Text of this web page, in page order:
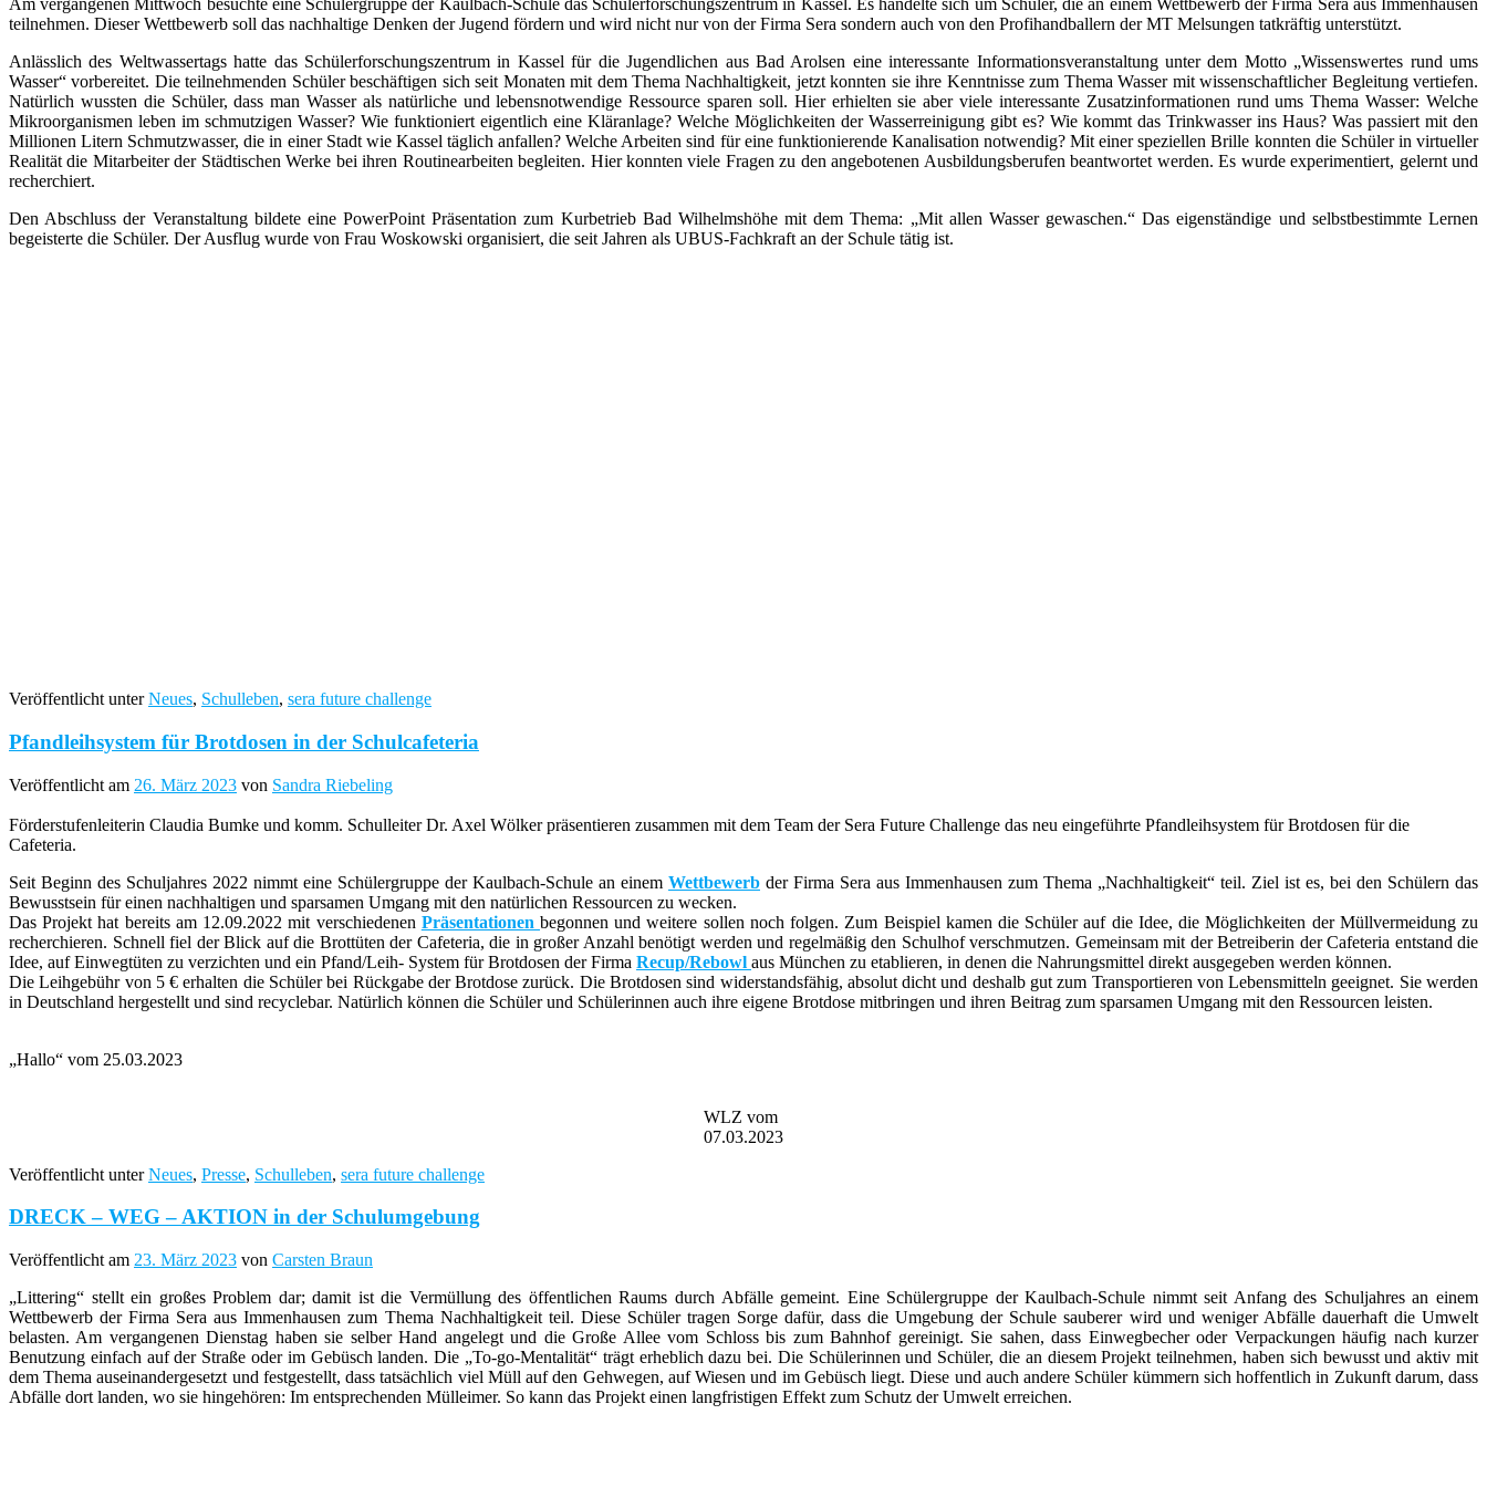
Am vergangenen Mittwoch besuchte eine Schülergruppe der Kaulbach-Schule das Schülerforschungszentrum in Kassel. Es handelte sich um Schüler, die an einem Wettbewerb der Firma Sera aus Immenhausen
teilnehmen. Dieser Wettbewerb soll das nachhaltige Denken der Jugend fördern und wird nicht nur von der Firma Sera sondern auch von den Profihandballern der MT Melsungen tatkräftig unterstützt.
Anlässlich des Weltwassertags hatte das Schülerforschungszentrum in Kassel für die Jugendlichen aus Bad Arolsen eine interessante Informationsveranstaltung unter dem Motto „Wissenswertes rund ums
Wasser“ vorbereitet. Die teilnehmenden Schüler beschäftigen sich seit Monaten mit dem Thema Nachhaltigkeit, jetzt konnten sie ihre Kenntnisse zum Thema Wasser mit wissenschaftlicher Begleitung vertiefen.
Natürlich wussten die Schüler, dass man Wasser als natürliche und lebensnotwendige Ressource sparen soll. Hier erhielten sie aber viele interessante Zusatzinformationen rund ums Thema Wasser: Welche
Mikroorganismen leben im schmutzigen Wasser? Wie funktioniert eigentlich eine Kläranlage? Welche Möglichkeiten der Wasserreinigung gibt es? Wie kommt das Trinkwasser ins Haus? Was passiert mit den
Millionen Litern Schmutzwasser, die in einer Stadt wie Kassel täglich anfallen? Welche Arbeiten sind für eine funktionierende Kanalisation notwendig? Mit einer speziellen Brille konnten die Schüler in virtueller
Realität die Mitarbeiter der Städtischen Werke bei ihren Routinearbeiten begleiten. Hier konnten viele Fragen zu den angebotenen Ausbildungsberufen beantwortet werden. Es wurde experimentiert, gelernt und
recherchiert.
Den Abschluss der Veranstaltung bildete eine PowerPoint Präsentation zum Kurbetrieb Bad Wilhelmshöhe mit dem Thema: „Mit allen Wasser gewaschen.“ Das eigenständige und selbstbestimmte Lernen
begeisterte die Schüler. Der Ausflug wurde von Frau Woskowski organisiert, die seit Jahren als UBUS-Fachkraft an der Schule tätig ist.
Veröffentlicht unter Neues, Schulleben, sera future challenge
Pfandleihsystem für Brotdosen in der Schulcafeteria
Veröffentlicht am 26. März 2023 von Sandra Riebeling
Förderstufenleiterin Claudia Bumke und komm. Schulleiter Dr. Axel Wölker präsentieren zusammen mit dem Team der Sera Future Challenge das neu eingeführte Pfandleihsystem für Brotdosen für die
Cafeteria.
Seit Beginn des Schuljahres 2022 nimmt eine Schülergruppe der Kaulbach-Schule an einem Wettbewerb der Firma Sera aus Immenhausen zum Thema „Nachhaltigkeit“ teil. Ziel ist es, bei den Schülern das
Bewusstsein für einen nachhaltigen und sparsamen Umgang mit den natürlichen Ressourcen zu wecken.
Das Projekt hat bereits am 12.09.2022 mit verschiedenen Präsentationenbegonnen und weitere sollen noch folgen. Zum Beispiel kamen die Schüler auf die Idee, die Möglichkeiten der Müllvermeidung zu
recherchieren. Schnell fiel der Blick auf die Brottüten der Cafeteria, die in großer Anzahl benötigt werden und regelmäßig den Schulhof verschmutzen. Gemeinsam mit der Betreiberin der Cafeteria entstand die
Idee, auf Einwegtüten zu verzichten und ein Pfand/Leih- System für Brotdosen der Firma Recup/Rebowl aus München zu etablieren, in denen die Nahrungsmittel direkt ausgegeben werden können.
Die Leihgebühr von 5 € erhalten die Schüler bei Rückgabe der Brotdose zurück. Die Brotdosen sind widerstandsfähig, absolut dicht und deshalb gut zum Transportieren von Lebensmitteln geeignet. Sie werden
in Deutschland hergestellt und sind recyclebar. Natürlich können die Schüler und Schülerinnen auch ihre eigene Brotdose mitbringen und ihren Beitrag zum sparsamen Umgang mit den Ressourcen leisten.
„Hallo“ vom 25.03.2023
WLZ vom
07.03.2023
Veröffentlicht unter Neues, Presse, Schulleben, sera future challenge
DRECK – WEG – AKTION in der Schulumgebung
Veröffentlicht am 23. März 2023 von Carsten Braun
„Littering“ stellt ein großes Problem dar; damit ist die Vermüllung des öffentlichen Raums durch Abfälle gemeint. Eine Schülergruppe der Kaulbach-Schule nimmt seit Anfang des Schuljahres an einem
Wettbewerb der Firma Sera aus Immenhausen zum Thema Nachhaltigkeit teil. Diese Schüler tragen Sorge dafür, dass die Umgebung der Schule sauberer wird und weniger Abfälle dauerhaft die Umwelt
belasten. Am vergangenen Dienstag haben sie selber Hand angelegt und die Große Allee vom Schloss bis zum Bahnhof gereinigt. Sie sahen, dass Einwegbecher oder Verpackungen häufig nach kurzer
Benutzung einfach auf der Straße oder im Gebüsch landen. Die „To-go-Mentalität“ trägt erheblich dazu bei. Die Schülerinnen und Schüler, die an diesem Projekt teilnehmen, haben sich bewusst und aktiv mit
dem Thema auseinandergesetzt und festgestellt, dass tatsächlich viel Müll auf den Gehwegen, auf Wiesen und im Gebüsch liegt. Diese und auch andere Schüler kümmern sich hoffentlich in Zukunft darum, dass
Abfälle dort landen, wo sie hingehören: Im entsprechenden Mülleimer. So kann das Projekt einen langfristigen Effekt zum Schutz der Umwelt erreichen.